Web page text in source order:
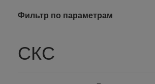
Фильтр по параметрам
СКС